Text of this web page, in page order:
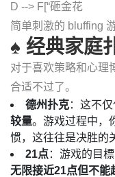
D --> F[“砸金花
简单刺激的 bluffing
♠️ 经典家庭
对于喜欢策略和心理
合适不过了。
德州扑克：这不
较量。游戏过程中，
惯，这往往是决胜的
21点：游戏的目
无限接近21点但不能